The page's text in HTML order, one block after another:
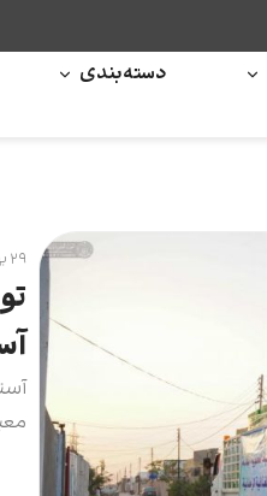
دسته‌بندی
۲۹ بهمن ۱۴۰۴